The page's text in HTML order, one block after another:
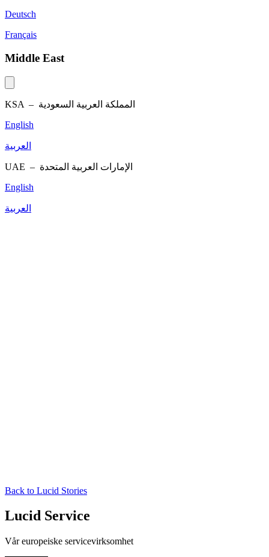
Deutsch
Français
Middle East
KSA – المملكة العربية السعودية
English
العربية
UAE – الإمارات العربية المتحدة
English
العربية
Back to Lucid Stories
Lucid Service
Vår europeiske servicevirksomhet